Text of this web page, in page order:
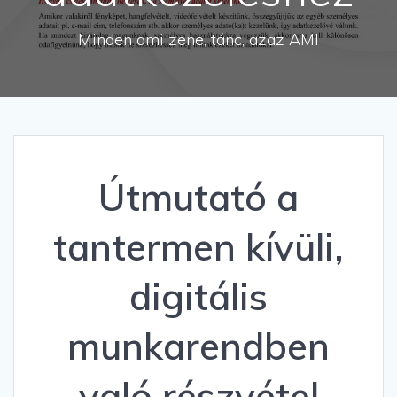
Minden ami zene, tánc, azaz AMI
Útmutató a
tantermen kívüli,
digitális
munkarendben